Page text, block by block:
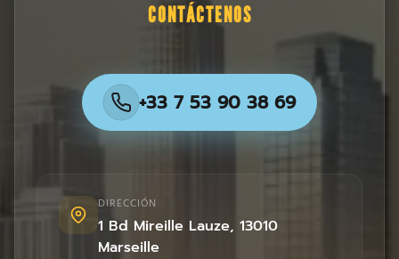
CONTÁCTENOS
+33 7 53 90 38 69
DIRECCIÓN
1 Bd Mireille Lauze, 13010
Marseille